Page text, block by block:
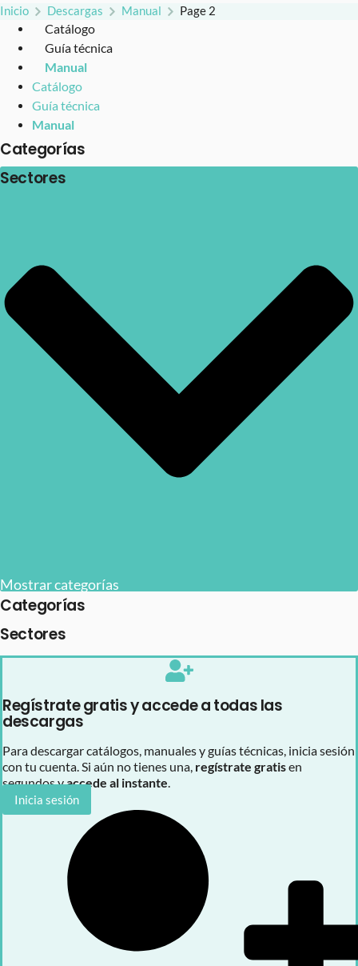
Inicio Descargas Manual Page 2
Catálogo
Guía técnica
Manual
Catálogo
Guía técnica
Manual
Categorías
Sectores
Mostrar categorías
Categorías
Sectores
Regístrate gratis y accede a todas las
descargas
Para descargar catálogos, manuales y guías técnicas, inicia sesión
con tu cuenta. Si aún no tienes una, regístrate gratisen
segundos yaccede al instante.
Inicia sesión